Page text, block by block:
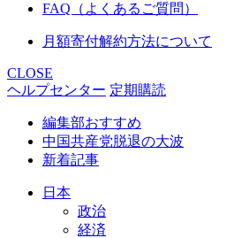
FAQ（よくあるご質問）
月額寄付解約方法について
CLOSE
ヘルプセンター 定期購読
編集部おすすめ
中国共産党脱退の大波
新着記事
日本
政治
経済